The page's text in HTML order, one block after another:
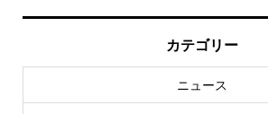
カテゴリー
ニュース